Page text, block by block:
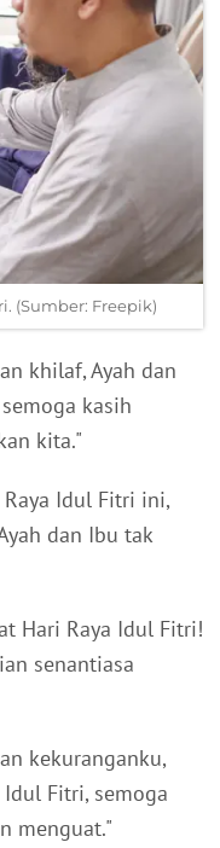
(Sumber: Freepik)
khilaf, Ayah dan
kasih
kita."
Idul Fitri ini,
dan Ibu tak
Hari Raya Idul Fitri!
senantiasa
kekuranganku,
Fitri, semoga
menguat."